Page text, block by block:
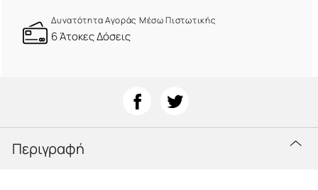
Δυνατότητα Αγοράς Μέσω Πιστωτικής
6 Άτοκες Δόσεις
Περιγραφή